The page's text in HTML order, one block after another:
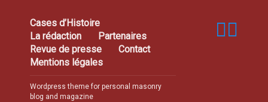
Cases d’Histoire
La rédaction
Partenaires
Revue de presse
Contact
Mentions légales
Wordpress theme for personal masonry
blog and magazine